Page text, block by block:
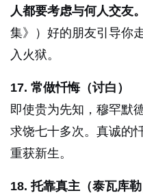
人都要考虑与何人交友。
集》）好的朋友引导你
入火狱。
17. 常做忏悔（讨白）
即使贵为先知，穆罕默
求饶七十多次。真诚的
重获新生。
18. 托靠真主（泰瓦库勒